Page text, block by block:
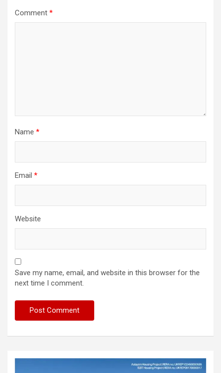
Comment *
Name *
Email *
Website
Save my name, email, and website in this browser for the
next time I comment.